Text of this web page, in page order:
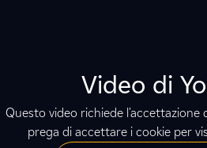
Video di
Questo video richiede l'accettazione
prega di accettare i cookie per